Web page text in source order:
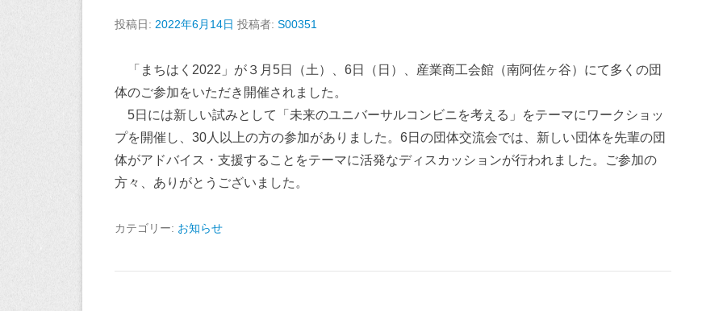
投稿日: 2022年6月14日 投稿者: S00351
「まちはく2022」が３月5日（土）、6日（日）、産業商工会館（南阿佐ヶ谷）にて多くの団
体のご参加をいただき開催されました。
5日には新しい試みとして「未来のユニバーサルコンビニを考える」をテーマにワークショッ
プを開催し、30人以上の方の参加がありました。6日の団体交流会では、新しい団体を先輩の団
体がアドバイス・支援することをテーマに活発なディスカッションが行われました。ご参加の
方々、ありがとうございました。
カテゴリー: お知らせ